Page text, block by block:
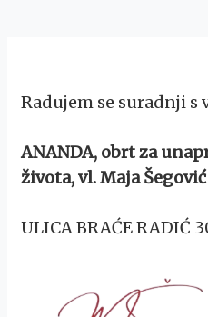
Radujem se suradnji s
ANANDA, obrt za
života, vl. Maja Šegović
ULICA BRAĆE RADIĆ